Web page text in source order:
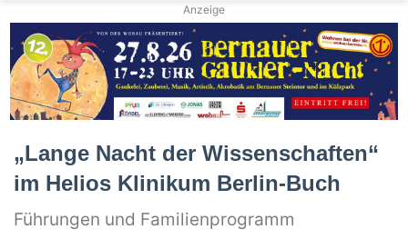
Anzeige
„Lange Nacht der Wissenschaften“
im Helios Klinikum Berlin-Buch
Führungen und Familienprogramm